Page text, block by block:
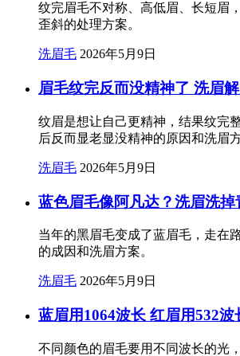
纹完眉毛不对称、高低眉、长短眉
歪斜的处理方案。
洗眉毛 2026年5月9日
眉毛纹完反而没精神了 洗眉
纹眉是想让自己更精神，结果纹完
后反而显老显没精神的原因和洗眉方
洗眉毛 2026年5月9日
蓝色眉毛像阿凡达？洗眉洗掉
当年的黑眉毛变成了蓝眉毛，走在
的成因和洗眉方案。
洗眉毛 2026年5月9日
蓝眉用1064波长 红眉用532波
不同颜色的眉毛要用不同波长的光